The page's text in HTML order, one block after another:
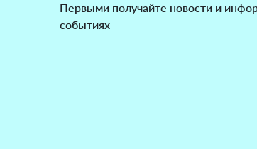
Первыми получайте новости и
событиях